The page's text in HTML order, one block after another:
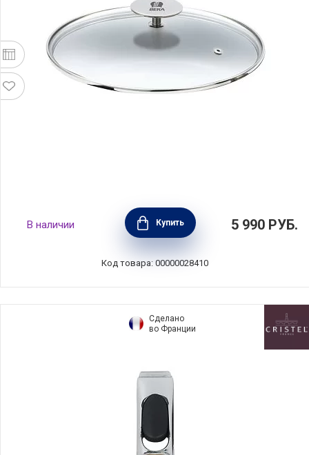
Крышка Kitchen Aids 30 см, стекло, BEKA,
Бельгия, 16409304
В наличии Купить 5 990 РУБ.
Код товара: 00000028410
Сделано
во Франции